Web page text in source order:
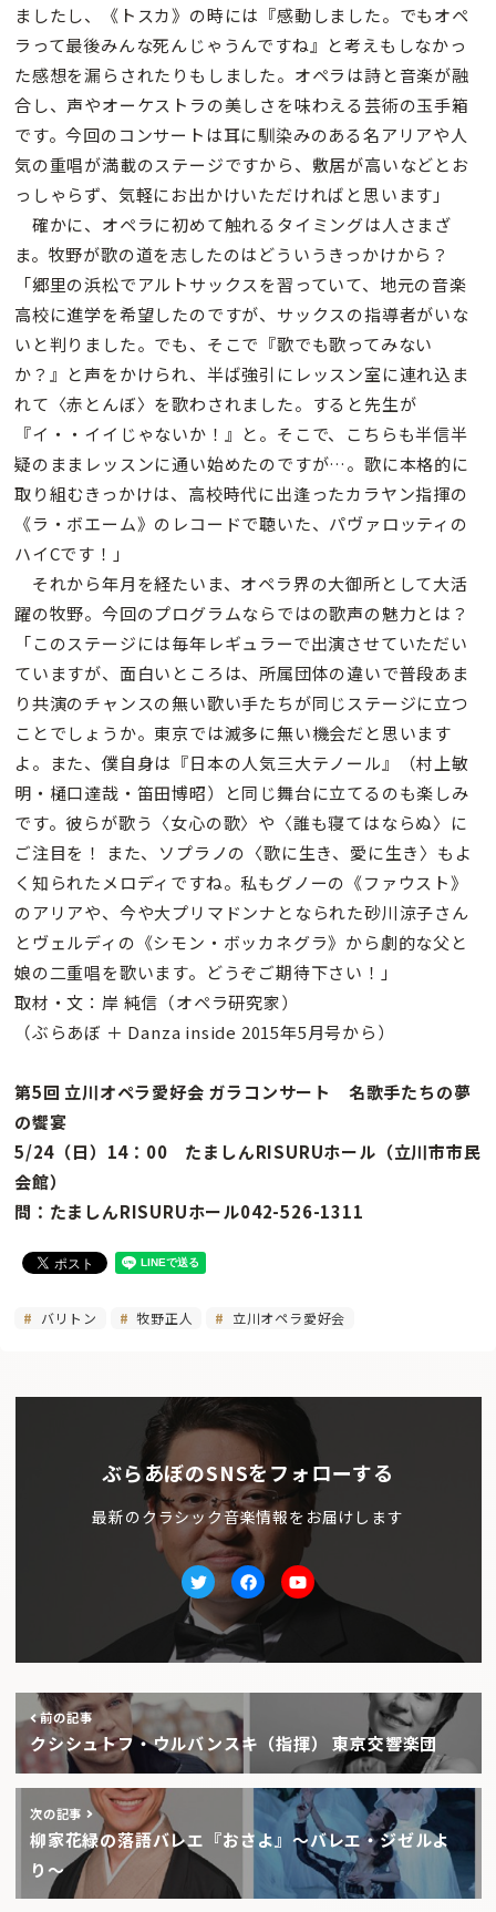
ましたし、《トスカ》の時には『感動しました。でもオペ
ラって最後みんな死んじゃうんですね』と考えもしなかっ
た感想を漏らされたりもしました。オペラは詩と音楽が融
合し、声やオーケストラの美しさを味わえる芸術の玉手箱
です。今回のコンサートは耳に馴染みのある名アリアや人
気の重唱が満載のステージですから、敷居が高いなどとお
っしゃらず、気軽にお出かけいただければと思います」
確かに、オペラに初めて触れるタイミングは人さまざ
ま。牧野が歌の道を志したのはどういうきっかけから？
「郷里の浜松でアルトサックスを習っていて、地元の音楽
高校に進学を希望したのですが、サックスの指導者がいな
いと判りました。でも、そこで『歌でも歌ってみない
か？』と声をかけられ、半ば強引にレッスン室に連れ込ま
れて〈赤とんぼ〉を歌わされました。すると先生が
『イ・・イイじゃないか！』と。そこで、こちらも半信半
疑のままレッスンに通い始めたのですが…。歌に本格的に
取り組むきっかけは、高校時代に出逢ったカラヤン指揮の
《ラ・ボエーム》のレコードで聴いた、パヴァロッティの
ハイCです！」
それから年月を経たいま、オペラ界の大御所として大活
躍の牧野。今回のプログラムならではの歌声の魅力とは？
「このステージには毎年レギュラーで出演させていただい
ていますが、面白いところは、所属団体の違いで普段あま
り共演のチャンスの無い歌い手たちが同じステージに立つ
ことでしょうか。東京では滅多に無い機会だと思います
よ。また、僕自身は『日本の人気三大テノール』（村上敏
明・樋口達哉・笛田博昭）と同じ舞台に立てるのも楽しみ
です。彼らが歌う〈女心の歌〉や〈誰も寝てはならぬ〉に
ご注目を！ また、ソプラノの〈歌に生き、愛に生き〉もよ
く知られたメロディですね。私もグノーの《ファウスト》
のアリアや、今や大プリマドンナとなられた砂川涼子さん
とヴェルディの《シモン・ボッカネグラ》から劇的な父と
娘の二重唱を歌います。どうぞご期待下さい！」
取材・文：岸 純信（オペラ研究家）
（ぶらあぼ ＋ Danza inside 2015年5月号から）
第5回 立川オペラ愛好会 ガラコンサート 名歌手たちの夢
の饗宴
5/24（日）14：00 たましんRISURUホール（立川市市民
会館）
問：たましんRISURUホール042-526-1311
バリトン 牧野正人 立川オペラ愛好会
ぶらあぼのSNSをフォローする
最新のクラシック音楽情報をお届けします
TwitterfacebookYoutube
前の記事
クシシュトフ・ウルバンスキ（指揮） 東京交響楽団
次の記事
柳家花緑の落語バレエ『おさよ』〜バレエ・ジゼルよ
り〜